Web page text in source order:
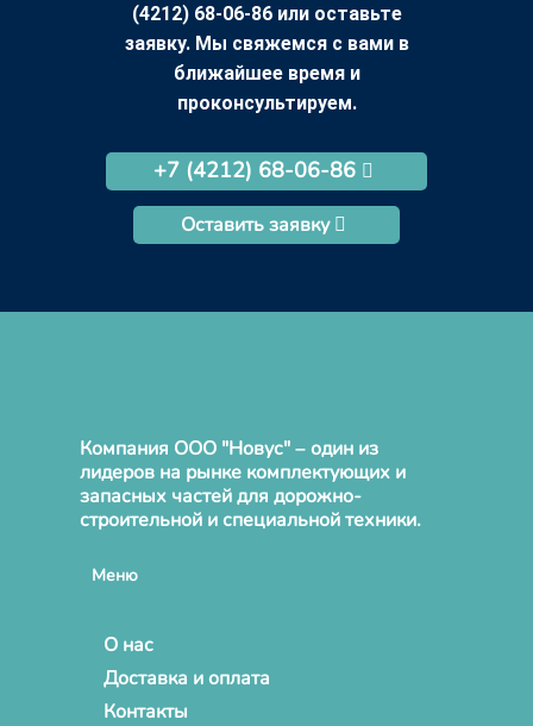
(4212) 68-06-86 или оставьте
заявку. Мы свяжемся с вами в
ближайшее время и
проконсультируем.
+7 (4212) 68-06-86
Оставить заявку
Компания ООО "Новус" – один из
лидеров на рынке комплектующих и
запасных частей для дорожно-
строительной и специальной техники.
Меню
О нас
Доставка и оплата
Контакты